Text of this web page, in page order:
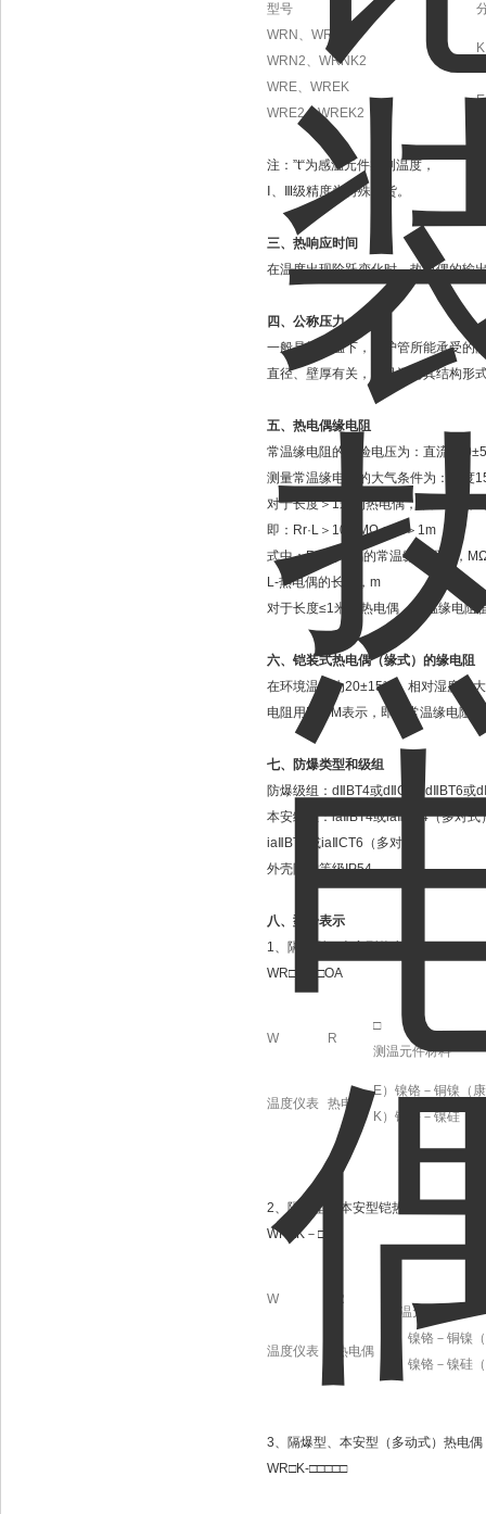
型号
WRN 、 WRNK
WRN2、 WRNK2
K
WRE、 WREK
WRE2、WREK2
E
注： ”t“为感温元件实测温度，
Ⅰ、Ⅲ级精度为特殊订货。
三、热响应时间
在温度出现阶跃变化时，热电偶的输
四、公称压力
一般是指常温下，保护管所能承受的
直径、壁厚有关，而且还与其结构形
五、热电偶缘电阻
常温缘电阻的试验电压为：直流
测量常温缘电阻的大气条件为：温度
对于长度＞1米的热电偶，常温缘电
即： Rr·L ＞ 100 MΩ·m L＞ 1m
式中：Rr- 热电偶的常温缘电阻值，
L-热电偶的长度， m
对于长度≤1米的热电偶，常温缘电阻
六、铠装式热电偶（缘式）的缘电阻
在环境温度为20±15℃，相对湿度不
电阻用MΩ·M表示，即为常温缘电阻
七、防爆类型和级组
防爆级组： d BT4或d CT4 d BT6或d
本安级组：iaⅡBT4或iaⅡ CT4（多对式
ia BT6 或ia CT6 （多对式）
外壳防护等级IP54
八、型号表示
1、隔爆型、本安型热电偶
WR□
□□OA
W R
□
测温元件材料
温度仪表 热电偶
E）镍铬－铜镍（
K）镍铬－镍硅（
2、隔爆型、本安型铠热电偶
WR□K － □□O
W R
测温元件材料
温度仪表 热电偶
）镍铬－铜镍
）镍铬－镍硅
3、隔爆型、本安型（多动式） 热电偶
WR□K-□□□□□